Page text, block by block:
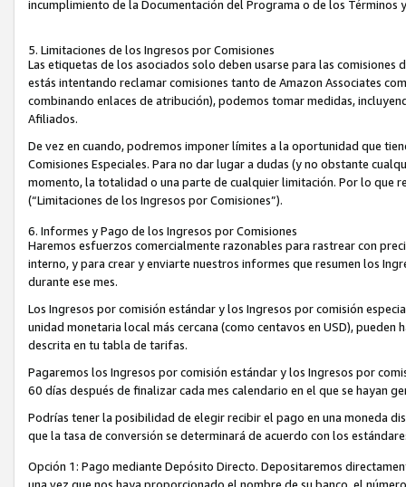
incumplimiento de la Documentación del Programa o de los Términos
5. Limitaciones de los Ingresos por Comisiones
Las etiquetas de los asociados solo deben usarse para las
estás intentando reclamar comisiones tanto de Amazon Associates
combinando enlaces de atribución), podemos tomar medidas,
Afiliados.
De vez en cuando, podremos imponer límites a la oportunidad que
Comisiones Especiales. Para no dar lugar a dudas (y no obstante
momento, la totalidad o una parte de cualquier limitación. Por lo que
(“Limitaciones de los Ingresos por Comisiones”).
6. Informes y Pago de los Ingresos por Comisiones
Haremos esfuerzos comercialmente razonables para rastrear con
interno, y para crear y enviarte nuestros informes que resumen los
durante ese mes.
Los Ingresos por comisión estándar y los Ingresos por comisión
unidad monetaria local más cercana (como centavos en USD),
descrita en tu tabla de tarifas.
Pagaremos los Ingresos por comisión estándar y los Ingresos por
60 días después de finalizar cada mes calendario en el que se hayan
Podrías tener la posibilidad de elegir recibir el pago en una moneda
que la tasa de conversión se determinará de acuerdo con los
Opción 1: Pago mediante Depósito Directo. Depositaremos
una vez que nos haya proporcionado el nombre de su banco, el